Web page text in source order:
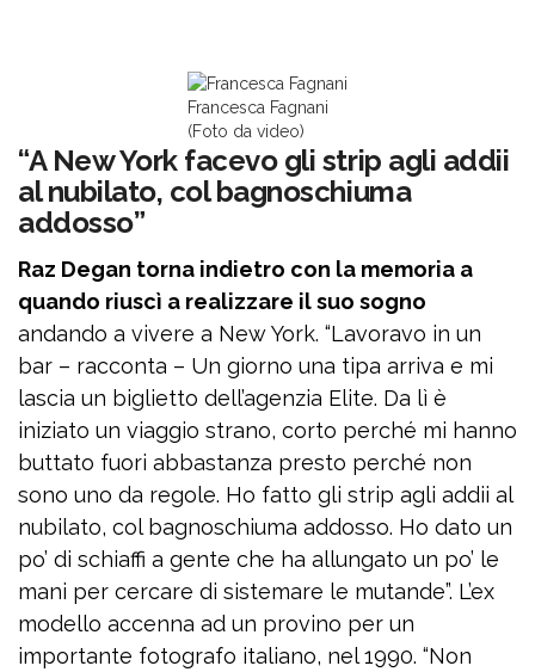
Francesca Fagnani
(Foto da video)
“A New York facevo gli strip agli addii
al nubilato, col bagnoschiuma
addosso”
Raz Degan torna indietro con la memoria a
quando riuscì a realizzare il suo sogno
andando a vivere a New York. “Lavoravo in un
bar – racconta – Un giorno una tipa arriva e mi
lascia un biglietto dell’agenzia Elite. Da lì è
iniziato un viaggio strano, corto perché mi hanno
buttato fuori abbastanza presto perché non
sono uno da regole. Ho fatto gli strip agli addii al
nubilato, col bagnoschiuma addosso. Ho dato un
po’ di schiaffi a gente che ha allungato un po’ le
mani per cercare di sistemare le mutande”. L’ex
modello accenna ad un provino per un
importante fotografo italiano, nel 1990. “Non